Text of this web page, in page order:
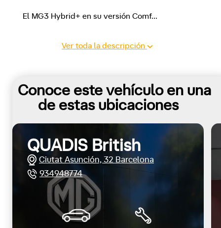
El MG3 Hybrid+ en su versión Comf...
Ver toda la descripción
Conoce este vehículo en una
de estas ubicaciones
QUADIS British
Ciutat Asunción, 32 Barcelona
934948774